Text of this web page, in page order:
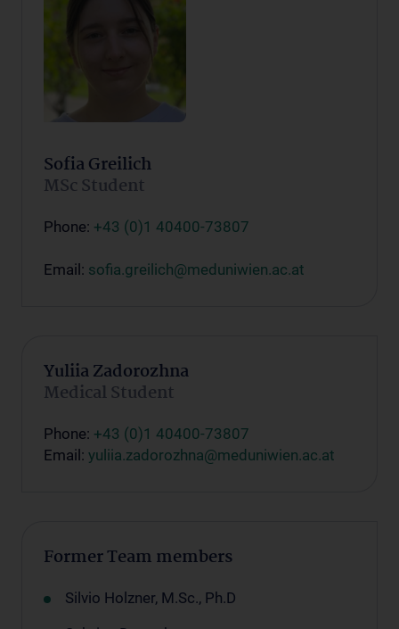
Sofia Greilich
MSc Student
Phone: +43 (0)1 40400-73807
Email: sofia.greilich@meduniwien.ac.at
Yuliia Zadorozhna
Medical Student
Phone: +43 (0)1 40400-73807
Email: yuliia.zadorozhna@meduniwien.ac.at
Former Team members
Silvio Holzner, M.Sc., Ph.D